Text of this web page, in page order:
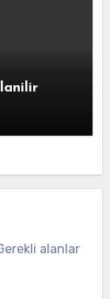
alanlar